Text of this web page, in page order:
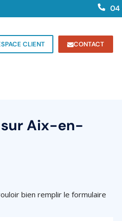
04
CLIENT CONTACT
sur Aix-en-
bien remplir le formulaire